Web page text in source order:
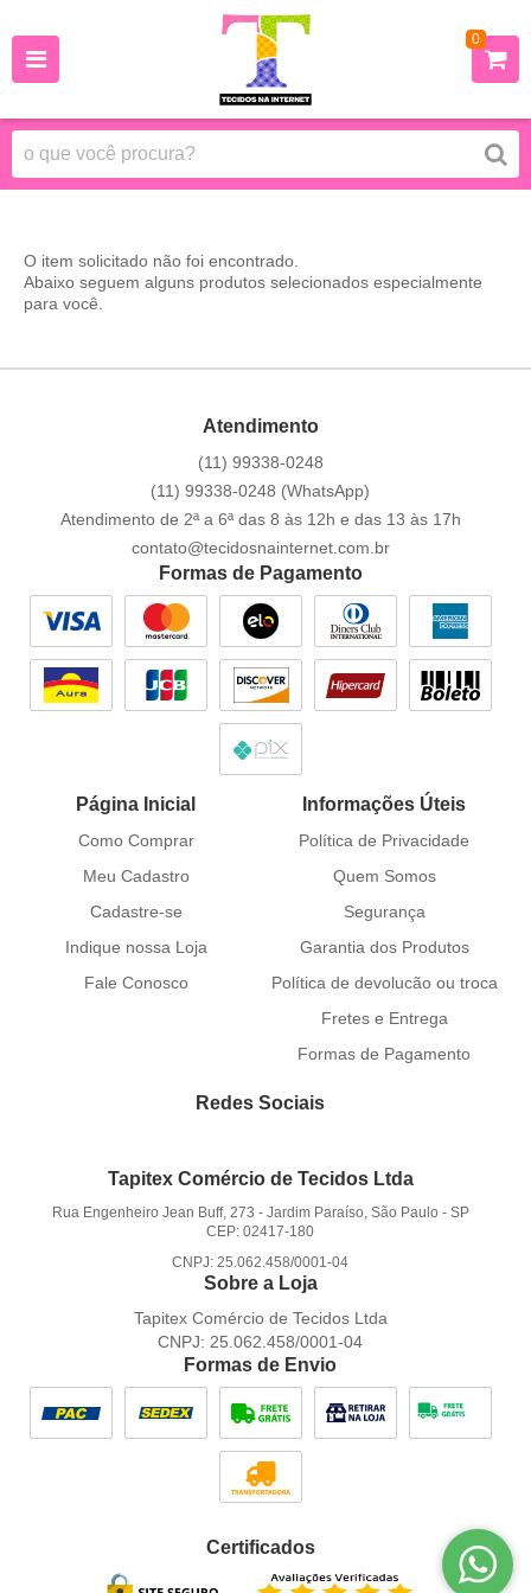
0
O item solicitado não foi encontrado.
Abaixo seguem alguns produtos selecionados especialmente
para você.
Atendimento
(11) 99338-0248
(11) 99338-0248 (WhatsApp)
Atendimento de 2ª a 6ª das 8 às 12h e das 13 às 17h
contato@tecidosnainternet.com.br
Formas de Pagamento
Página Inicial
Como Comprar
Meu Cadastro
Cadastre-se
Indique nossa Loja
Fale Conosco
Informações Úteis
Política de Privacidade
Quem Somos
Segurança
Garantia dos Produtos
Política de devolucão ou troca
Fretes e Entrega
Formas de Pagamento
Redes Sociais
Tapitex Comércio de Tecidos Ltda
Rua Engenheiro Jean Buff, 273 - Jardim Paraíso, São Paulo - SP
CEP: 02417-180
CNPJ: 25.062.458/0001-04
Sobre a Loja
Tapitex Comércio de Tecidos Ltda
CNPJ: 25.062.458/0001-04
Formas de Envio
Certificados